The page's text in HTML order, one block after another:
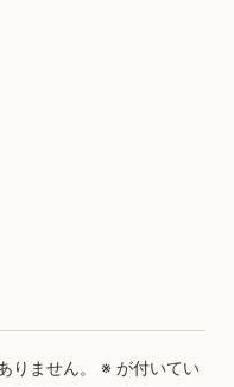
りません。 ※ が付いてい